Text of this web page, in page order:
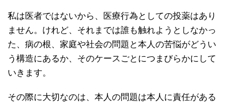
私は医者ではないから、医療行為としての投薬はあり
ません。けれど、それまでは誰も触れようとしなかっ
た、病の根、家庭や社会の問題と本人の苦悩がどうい
う構造にあるか、そのケースごとにつまびらかにして
いきます。
その際に大切なのは、本人の問題は本人に責任がある